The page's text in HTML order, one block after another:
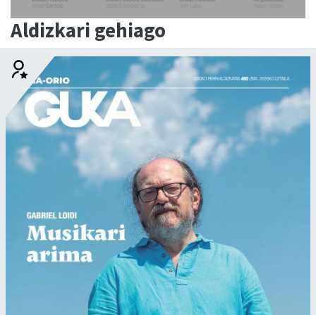
Aldizkari gehiago